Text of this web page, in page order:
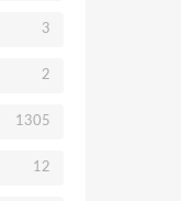
3
2
1305
12